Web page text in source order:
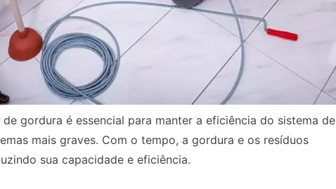
gordura é essencial para manter a eficiência do sistema de
mais graves. Com o tempo, a gordura e os resíduos
sua capacidade e eficiência.